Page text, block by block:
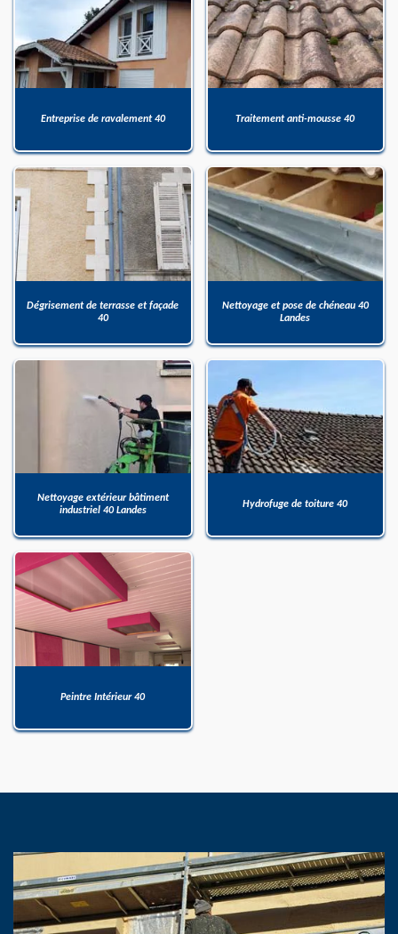
Entreprise de ravalement 40 Traitement anti-mousse 40
Dégrisement de terrasse et façade
40
Nettoyage et pose de chéneau 40
Landes
Nettoyage extérieur bâtiment
industriel 40 Landes
Hydrofuge de toiture 40
Peintre Intérieur 40